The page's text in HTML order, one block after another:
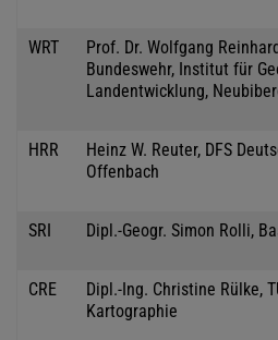
WRT
Prof. Dr. Wolfgang
Bundeswehr, Institut für
Landentwicklung,
HRR
Heinz W. Reuter, DFS
Offenbach
SRI Dipl.-Geogr. Simon Rolli,
CRE
Dipl.-Ing. Christine Rülke,
Kartographie